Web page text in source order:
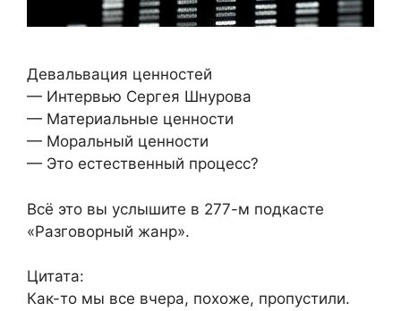
Девальвация ценностей
— Интервью Сергея Шнурова
— Материальные ценности
— Моральный ценности
— Это естественный процесс?
Всё это вы услышите в 277-м подкасте
«Разговорный жанр».
Цитата:
Как-то мы все вчера, похоже, пропустили.